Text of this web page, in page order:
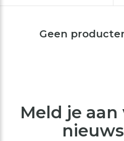
Geen
Meld je